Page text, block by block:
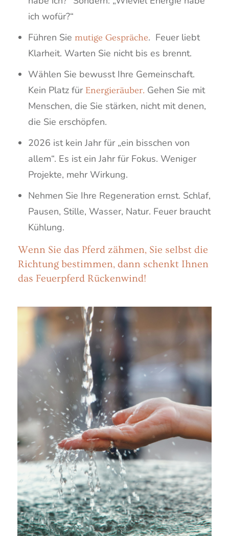
ich wofür?“
Führen Sie mutige Gespräche. Feuer liebt
Klarheit. Warten Sie nicht bis es brennt.
Wählen Sie bewusst Ihre Gemeinschaft.
Kein Platz fürEnergieräuber. Gehen Sie mit
Menschen, die Sie stärken, nicht mit denen,
die Sie erschöpfen.
2026 ist kein Jahr für „ein bisschen von
allem“. Es ist ein Jahr für Fokus. Weniger
Projekte, mehr Wirkung.
Nehmen Sie Ihre Regeneration ernst. Schlaf,
Pausen, Stille, Wasser, Natur. Feuer braucht
Kühlung.
Wenn Sie das Pferd zähmen, Sie selbst die
Richtung bestimmen, dann schenkt Ihnen
das Feuerpferd Rückenwind!